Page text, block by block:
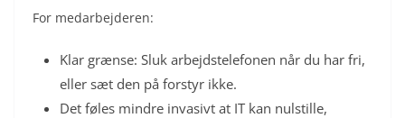
For medarbejderen:
Klar grænse: Sluk arbejdstelefonen når du har fri,
eller sæt den på forstyr ikke.
Det føles mindre invasivt at IT kan nulstille,